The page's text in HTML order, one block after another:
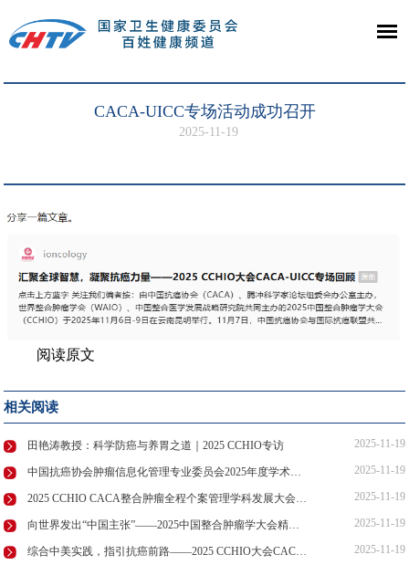
CACA-UICC专场活动成功召开
2025-11-19
阅读原文
相关阅读
田艳涛教授：科学防癌与养胃之道｜2025 CCHIO专访 2025-11-19
中国抗癌协会肿瘤信息化管理专业委员会2025年度学术会议暨 2025-11-19
2025 CCHIO CACA整合肿瘤全程个案管理学科发展大会在昆明召开 2025-11-19
向世界发出“中国主张”——2025中国整合肿瘤学大会精彩收官 2025-11-19
综合中美实践，指引抗癌前路——2025 CCHIO大会CACA-NCCN峰会回顾 2025-11-19